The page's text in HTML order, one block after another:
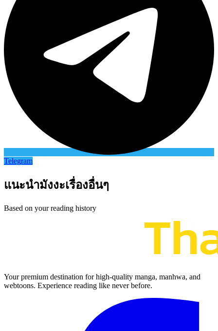
Telegram
แนะนำมังงะเรื่องอื่นๆ
Based on your reading history
Your premium destination for high-quality manga, manhwa, and
webtoons. Experience reading like never before.